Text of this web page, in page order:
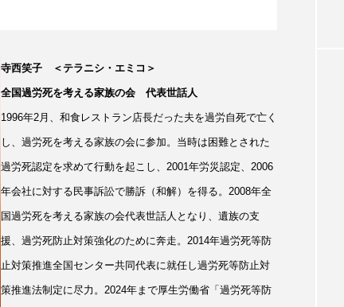
寺西笑子 ＜テラニシ・エミコ＞
全国過労死を考える家族の会 代表世話人
1996年2月、和食レストラン店長だった夫を過労自死で亡く
し、過労死を考える家族の会に参加。当時は困難とされた
過労死認定を求めて行動を起こし、2001年労災認定、2006
年会社に対する民事訴訟で勝訴（和解）を得る。2008年全
国過労死を考える家族の会代表世話人となり、遺族の支
援、過労死防止対策強化のために奔走。2014年過労死等防
止対策推進全国センター共同代表に就任し過労死等防止対
策推進法制定に尽力。2024年まで厚生労働省「過労死等防